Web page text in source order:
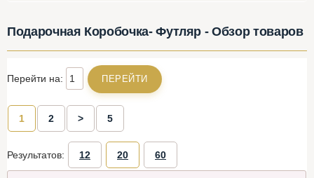
Подарочная Коробочка- Футляр - Обзор товаров
Перейти на:
1 2 > 5
Результатов: 12 20 60